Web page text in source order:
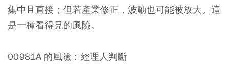
集中且直接；但若產業修正，波動也可能被放大。這
是一種看得見的風險。
00981A 的風險：經理人判斷